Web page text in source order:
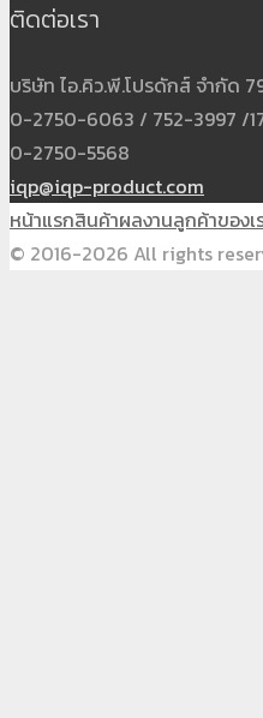
ติดต่อเรา
บริษัท ไอ.คิว.พี.โปรดักส์ จำกัด
0-2750-6063 / 752-3997 /
0-2750-5568
iqp@iqp-product.com
หน้าแรกสินค้าผลงานลูกค้าของเ
© 2016-2026 All rights